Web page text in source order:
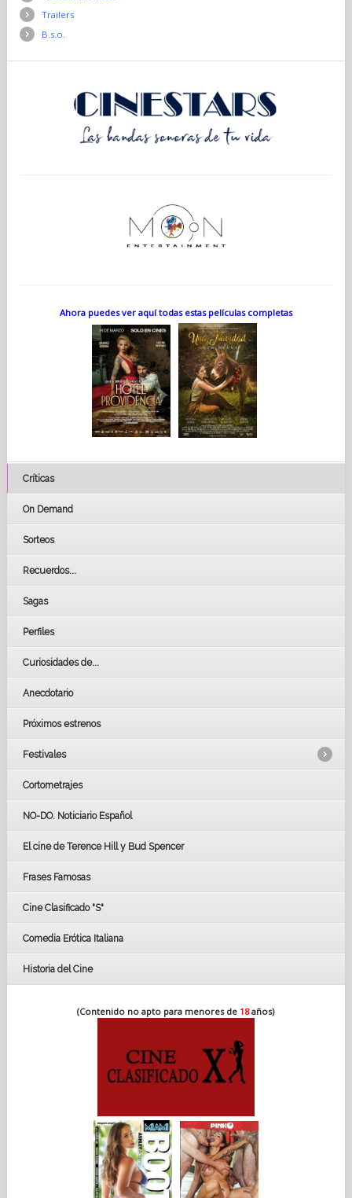
Trailers
B.s.o.
Ahora puedes ver aquí todas estas películas completas
Críticas
On Demand
Sorteos
Recuerdos...
Sagas
Perfiles
Curiosidades de...
Anecdotario
Próximos estrenos
Festivales
LOS OSCARS
GOYAS
BAFTA
Cortometrajes
NO-DO. Noticiario Español
El cine de Terence Hill y Bud Spencer
Frases Famosas
Cine Clasificado "S"
Comedia Erótica Italiana
Historia del Cine
(Contenido no apto para menores de 18años)